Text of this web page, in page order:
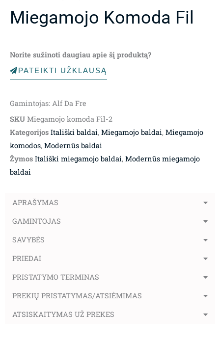
Miegamojo Komoda Fil
Norite sužinoti daugiau apie šį produktą?
PATEIKTI UŽKLAUSĄ
Gamintojas: Alf Da Fre
SKU Miegamojo komoda Fil-2
Kategorijos Itališki baldai, Miegamojo baldai, Miegamojo
komodos, Modernūs baldai
Žymos Itališki miegamojo baldai, Modernūs miegamojo
baldai
APRAŠYMAS
GAMINTOJAS
SAVYBĖS
PRIEDAI
PRISTATYMO TERMINAS
PREKIŲ PRISTATYMAS/ATSIĖMIMAS
ATSISKAITYMAS UŽ PREKES